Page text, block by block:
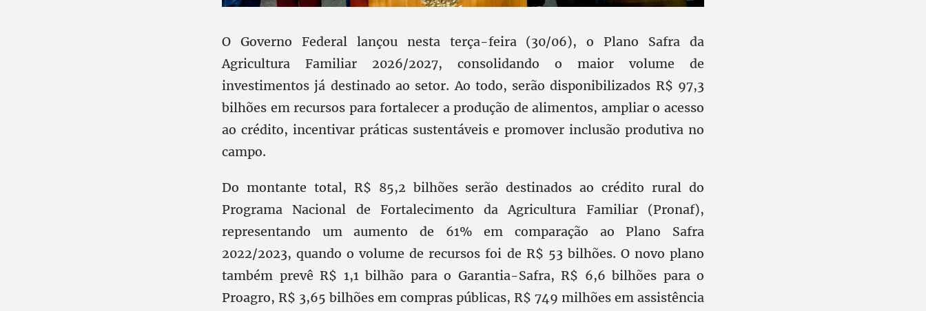
O Governo Federal lançou nesta terça-feira (30/06), o Plano Safra da
Agricultura Familiar 2026/2027, consolidando o maior volume de
investimentos já destinado ao setor. Ao todo, serão disponibilizados R$ 97,3
bilhões em recursos para fortalecer a produção de alimentos, ampliar o acesso
ao crédito, incentivar práticas sustentáveis e promover inclusão produtiva no
campo.
Do montante total, R$ 85,2 bilhões serão destinados ao crédito rural do
Programa Nacional de Fortalecimento da Agricultura Familiar (Pronaf),
representando um aumento de 61% em comparação ao Plano Safra
2022/2023, quando o volume de recursos foi de R$ 53 bilhões. O novo plano
também prevê R$ 1,1 bilhão para o Garantia-Safra, R$ 6,6 bilhões para o
Proagro, R$ 3,65 bilhões em compras públicas, R$ 749 milhões em assistência